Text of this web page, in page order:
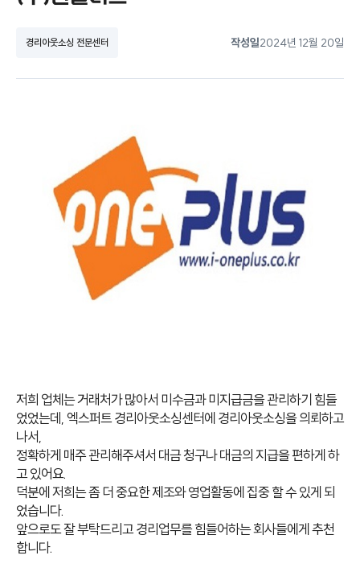
경리아웃소싱 전문센터 작성일2024년 12월 20일
저희 업체는 거래처가 많아서 미수금과 미지급금을 관리하기 힘들
었었는데, 엑스퍼트 경리아웃소싱센터에 경리아웃소싱을 의뢰하고
나서,
정확하게 매주 관리해주셔서 대금 청구나 대금의 지급을 편하게 하
고 있어요.
덕분에 저희는 좀 더 중요한 제조와 영업활동에 집중 할 수 있게 되
었습니다.
앞으로도 잘 부탁드리고 경리업무를 힘들어하는 회사들에게 추천
합니다.